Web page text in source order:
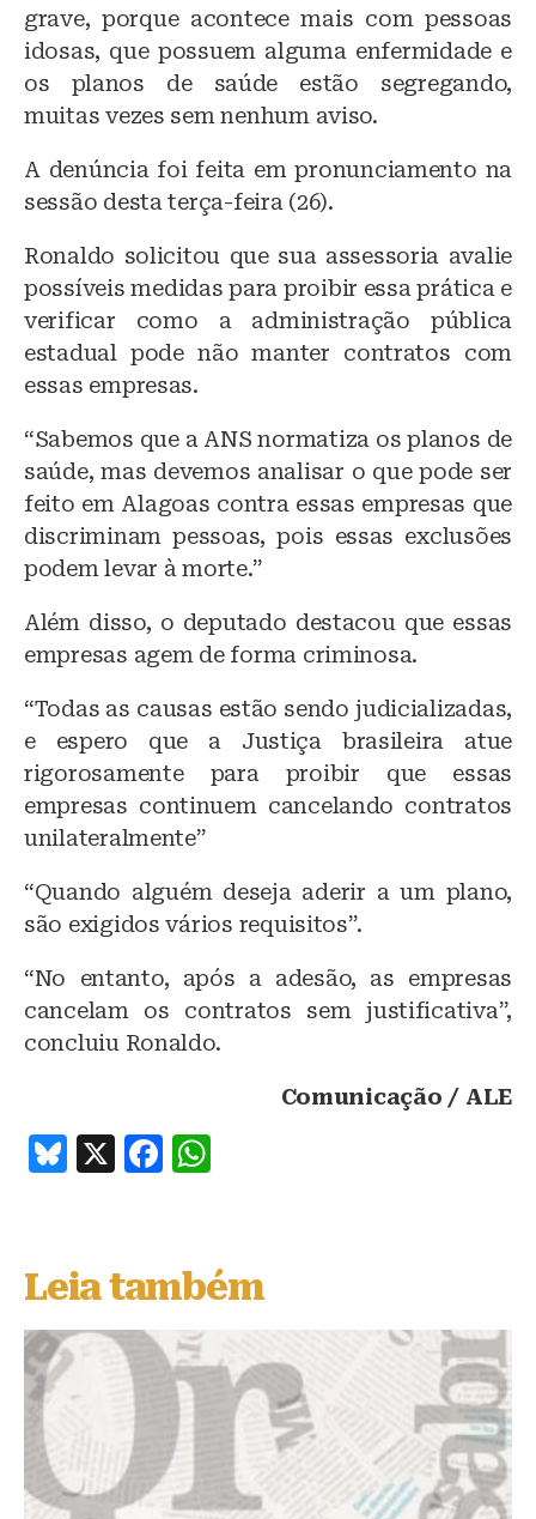
grave, porque acontece mais com pessoas
idosas, que possuem alguma enfermidade e
os planos de saúde estão segregando,
muitas vezes sem nenhum aviso.
A denúncia foi feita em pronunciamento na
sessão desta terça-feira (26).
Ronaldo solicitou que sua assessoria avalie
possíveis medidas para proibir essa prática e
verificar como a administração pública
estadual pode não manter contratos com
essas empresas.
“Sabemos que a ANS normatiza os planos de
saúde, mas devemos analisar o que pode ser
feito em Alagoas contra essas empresas que
discriminam pessoas, pois essas exclusões
podem levar à morte.”
Além disso, o deputado destacou que essas
empresas agem de forma criminosa.
“Todas as causas estão sendo judicializadas,
e espero que a Justiça brasileira atue
rigorosamente para proibir que essas
empresas continuem cancelando contratos
unilateralmente”
“Quando alguém deseja aderir a um plano,
são exigidos vários requisitos”.
“No entanto, após a adesão, as empresas
cancelam os contratos sem justificativa”,
concluiu Ronaldo.
Comunicação / ALE
B
s
k
y
X
F
e
b
o
o
k
s
A
p
p
Leia também